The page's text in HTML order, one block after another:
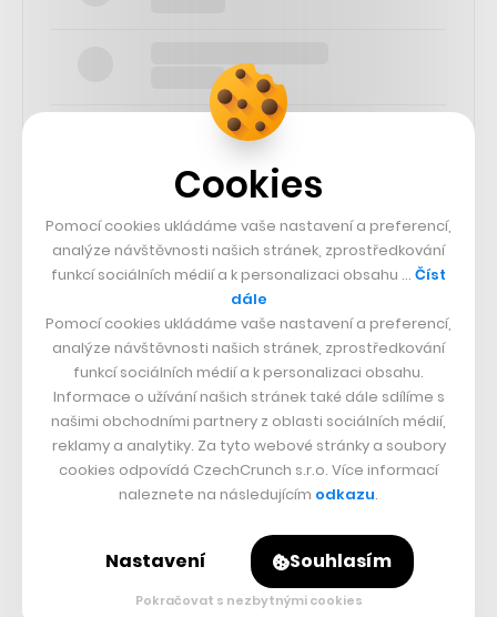
SLEDUJTE NÁS
73k
25k
56.4k
Cookies
Pomocí cookies ukládáme vaše nastavení a preferencí,
analýze návštěvnosti našich stránek, zprostředkování
funkcí sociálních médií a k personalizaci obsahu … Číst
dále
Pomocí cookies ukládáme vaše nastavení a preferencí,
analýze návštěvnosti našich stránek, zprostředkování
funkcí sociálních médií a k personalizaci obsahu.
Informace o užívání našich stránek také dále sdílíme s
našimi obchodními partnery z oblasti sociálních médií,
reklamy a analytiky. Za tyto webové stránky a soubory
cookies odpovídá CzechCrunch s.r.o. Více informací
naleznete na následujícím odkazu.
Nastavení Souhlasím
Pokračovat s nezbytnými cookies